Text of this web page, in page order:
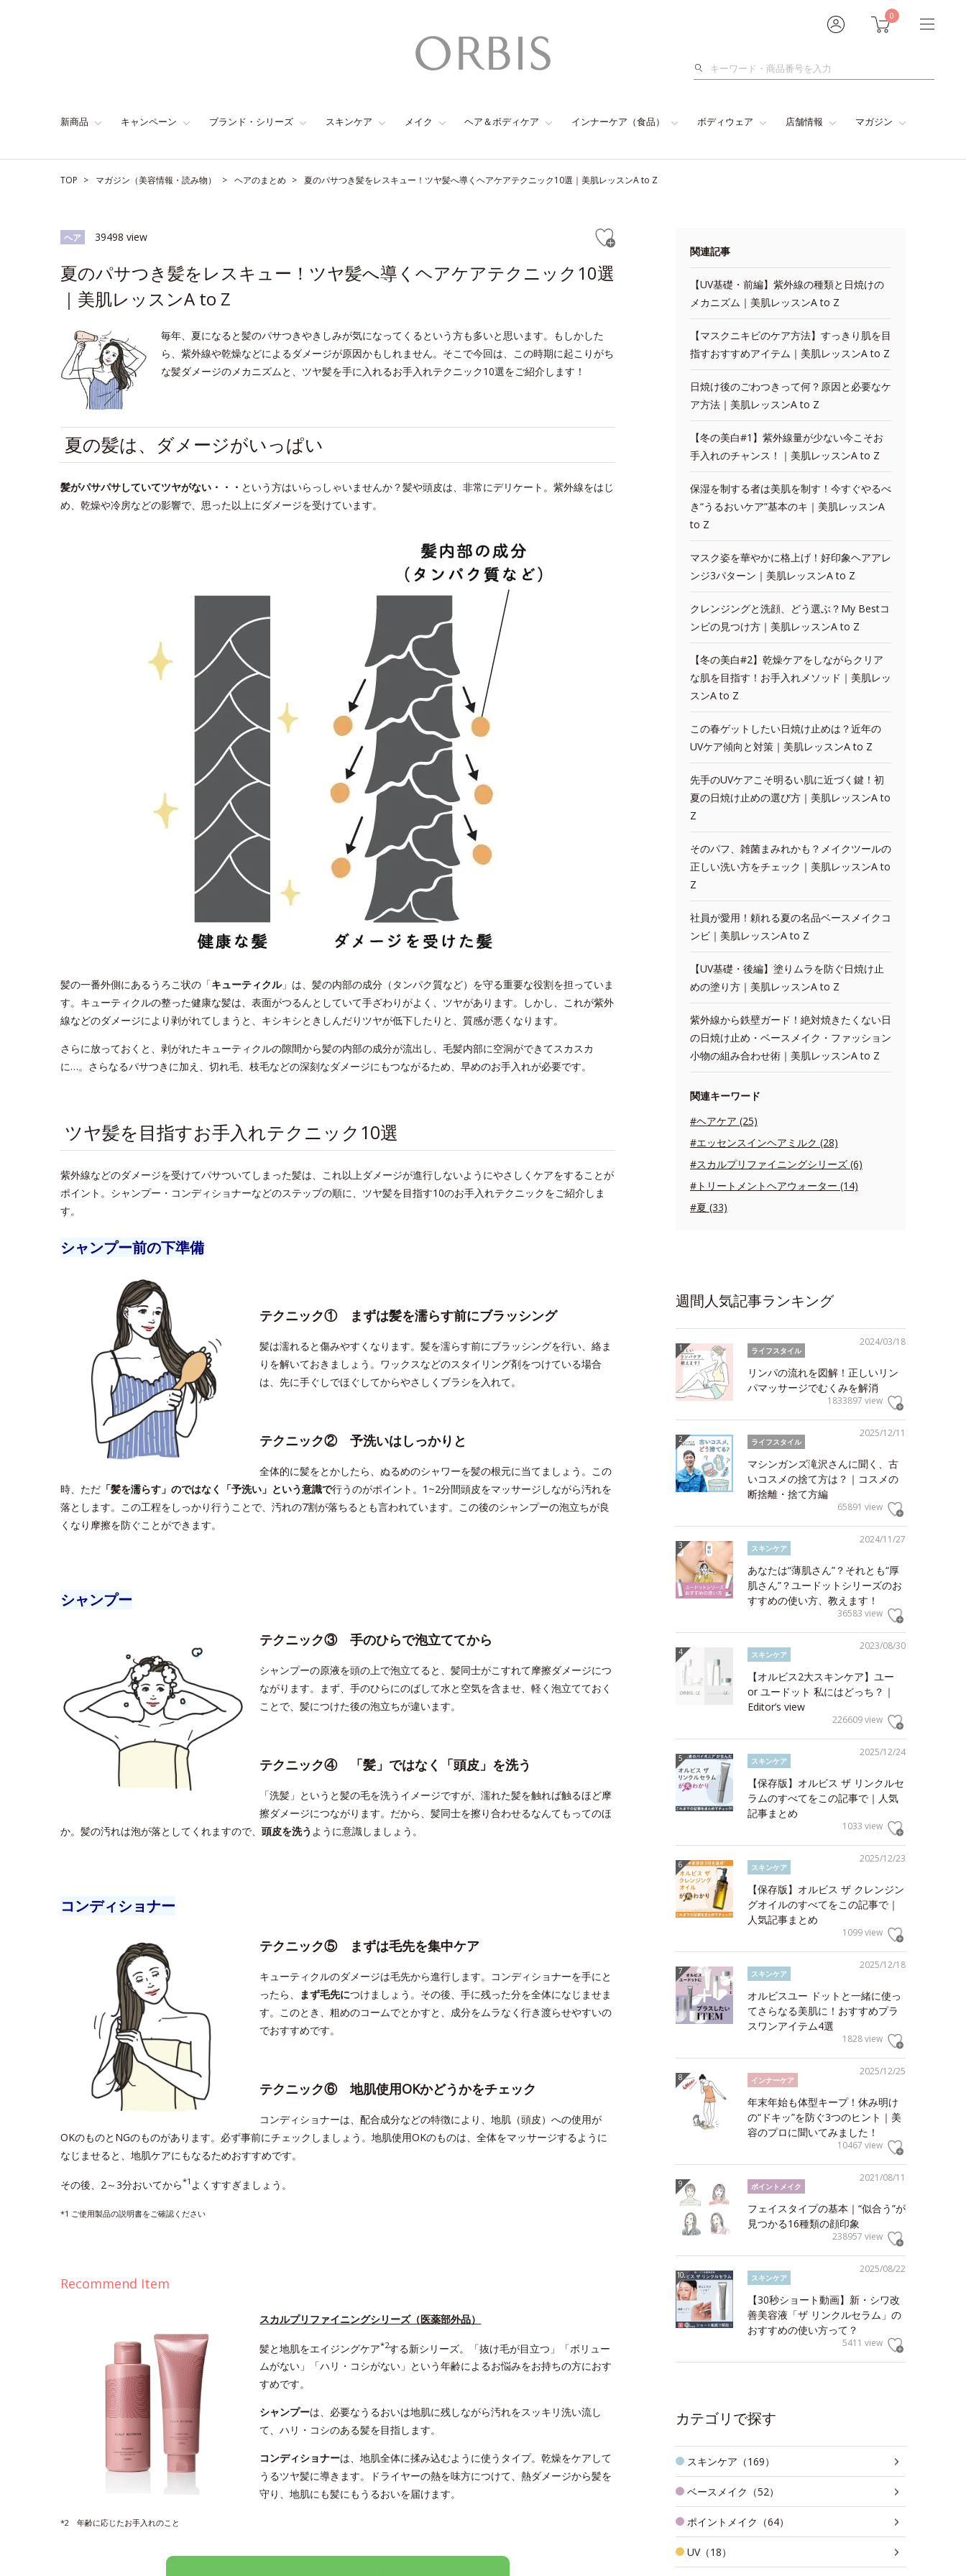
0
検
新商品 キャンペーン ブランド・シリーズ スキンケア メイク ヘア＆ボディケア インナーケア（食品） ボディウェア 店舗情報 マガジン
TOP マガジン（美容情報・読み物） ヘアのまとめ 夏のパサつき髪をレスキュー！ツヤ髪へ導くヘアケアテクニック10選｜美肌レッスンA to Z
ヘア 39498 view
夏のパサつき髪をレスキュー！ツヤ髪へ導くヘアケアテクニック10選
｜美肌レッスンA to Z
毎年、夏になると髪のパサつきやきしみが気になってくるという方も多いと思います。もしかした
ら、紫外線や乾燥などによるダメージが原因かもしれません。そこで今回は、この時期に起こりがち
な髪ダメージのメカニズムと、ツヤ髪を手に入れるお手入れテクニック10選をご紹介します！
夏の髪は、ダメージがいっぱい
髪がパサパサしていてツヤがない・・ ・ という方はいらっしゃいませんか？髪や頭皮は、非常にデリケート。紫外線をはじ
め、乾燥や冷房などの影響で、思った以上にダメージを受けています。
髪の一番外側にあるうろこ状の「キューティクル」は、髪の内部の成分（タンパク質など）を守る重要な役割を担っていま
す。キューティクルの整った健康な髪は、表面がつるんとしていて手ざわりがよく、ツヤがあります。しかし、これが紫外
線などのダメージにより剥がれてしまうと、キシキシときしんだりツヤが低下したりと、質感が悪くなります。
さらに放っておくと、剥がれたキューティクルの隙間から髪の内部の成分が流出し、毛髪内部に空洞ができてスカスカ
に…。さらなるパサつきに加え、切れ毛、枝毛などの深刻なダメージにもつながるため、早めのお手入れが必要です。
ツヤ髪を目指すお手入れテクニック10選
紫外線などのダメージを受けてパサついてしまった髪は、これ以上ダメージが進行しないようにやさしくケアをすることが
ポイント。シャンプー・コンディショナーなどのステップの順に、ツヤ髪を目指す10のお手入れテクニックをご紹介しま
す。
シャンプー前の下準備
テクニック① まずは髪を濡らす前にブラッシング
髪は濡れると傷みやすくなります。髪を濡らす前にブラッシングを行い、絡ま
りを解いておきましょう。ワックスなどのスタイリング剤をつけている場合
は、先に手ぐしでほぐしてからやさしくブラシを入れて。
テクニック② 予洗いはしっかりと
全体的に髪をとかしたら、ぬるめのシャワーを髪の根元に当てましょう。この
時、ただ 「髪を濡らす」のではなく「予洗い」という意識で行うのがポイント。1~2分間頭皮をマッサージしながら汚れを
落とします。この工程をしっかり行うことで、汚れの7割が落ちるとも言われています。この後のシャンプーの泡立ちが良
くなり摩擦を防ぐことができます。
シャンプー
テクニック③ 手のひらで泡立ててから
シャンプーの原液を頭の上で泡立てると、髪同士がこすれて摩擦ダメージにつ
ながります。まず、手のひらにのばして水と空気を含ませ、軽く泡立てておく
ことで、髪につけた後の泡立ちが違います。
テクニック④ 「髪」ではなく「頭皮」を洗う
「洗髪」というと髪の毛を洗うイメージですが、濡れた髪を触れば触るほど摩
擦ダメージにつながります。だから、髪同士を擦り合わせるなんてもってのほ
か。髪の汚れは泡が落としてくれますので、 頭皮を洗う ように意識しましょう。
コンディショナー
テクニック⑤ まずは毛先を集中ケア
キューティクルのダメージは毛先から進行します。コンディショナーを手にと
ったら、 まず毛先につけましょう。その後、手に残った分を全体になじませま
す。このとき、粗めのコームでとかすと、成分をムラなく行き渡らせやすいの
でおすすめです。
テクニック⑥ 地肌使用OKかどうかをチェック
コンディショナーは、配合成分などの特徴により、地肌（頭皮）への使用が
OKのものとNGのものがあります。必ず事前にチェックしましょう。地肌使用OKのものは、全体をマッサージするように
なじませると、地肌ケアにもなるためおすすめです。
その後、2～3分おいてから*1 よくすすぎましょう。
*1 ご使用製品の説明書をご確認ください
Recommend Item
スカルプリファイニングシリーズ（医薬部外品）
髪と地肌をエイジングケア*2する新シリーズ。「抜け毛が目立つ」「ボリュー
ムがない」「ハリ・コシがない」という年齢によるお悩みをお持ちの方におす
すめです。
シャンプーは、必要なうるおいは地肌に残しながら汚れをスッキリ洗い流し
て、ハリ・コシのある髪を目指します。
コンディショナーは、地肌全体に揉み込むように使うタイプ。乾燥をケアして
うるツヤ髪に導きます。ドライヤーの熱を味方につけて、熱ダメージから髪を
守り、地肌にも髪にもうるおいを届けます。
*2 年齢に応じたお手入れのこと
関連記事
【UV基礎・前編】紫外線の種類と日焼けの
メカニズム｜美肌レッスンA to Z
【マスクニキビのケア方法】すっきり肌を目
指すおすすめアイテム｜美肌レッスンA to Z
日焼け後のごわつきって何？原因と必要なケ
ア方法｜美肌レッスンA to Z
【冬の美白#1】紫外線量が少ない今こそお
手入れのチャンス！｜美肌レッスンA to Z
保湿を制する者は美肌を制す！今すぐやるべ
き“うるおいケア”基本のキ｜美肌レッスンA
to Z
マスク姿を華やかに格上げ！好印象ヘアアレ
ンジ3パターン｜美肌レッスンA to Z
クレンジングと洗顔、どう選ぶ？My Bestコ
ンビの見つけ方｜美肌レッスンA to Z
【冬の美白#2】乾燥ケアをしながらクリア
な肌を目指す！お手入れメソッド｜美肌レッ
スンA to Z
この春ゲットしたい日焼け止めは？近年の
UVケア傾向と対策｜美肌レッスンA to Z
先手のUVケアこそ明るい肌に近づく鍵！初
夏の日焼け止めの選び方｜美肌レッスンA to
Z
そのパフ、雑菌まみれかも？メイクツールの
正しい洗い方をチェック｜美肌レッスンA to
Z
社員が愛用！頼れる夏の名品ベースメイクコ
ンビ｜美肌レッスンA to Z
【UV基礎・後編】塗りムラを防ぐ日焼け止
めの塗り方｜美肌レッスンA to Z
紫外線から鉄壁ガード！絶対焼きたくない日
の日焼け止め・ベースメイク・ファッション
小物の組み合わせ術｜美肌レッスンA to Z
関連キーワード
#ヘアケア (25)
#エッセンスインヘアミルク (28)
#スカルプリファイニングシリーズ (6)
#トリートメントヘアウォーター (14)
#夏 (33)
週間人気記事ランキング
2024/03/18
ライフスタイル
リンパの流れを図解！正しいリン
パマッサージでむくみを解消
1833897 view
2025/12/11
ライフスタイル
マシンガンズ滝沢さんに聞く、古
いコスメの捨て方は？｜コスメの
断捨離・捨て方編
65891 view
2024/11/27
スキンケア
あなたは“薄肌さん”？それとも“厚
肌さん”？ユードットシリーズのお
すすめの使い方、教えます！
36583 view
2023/08/30
スキンケア
【オルビス2大スキンケア】ユー
or ユードット 私にはどっち？｜
Editor’s view
226609 view
2025/12/24
スキンケア
【保存版】オルビス ザ リンクルセ
ラムのすべてをこの記事で｜人気
記事まとめ
1033 view
2025/12/23
スキンケア
【保存版】オルビス ザ クレンジン
グオイルのすべてをこの記事で｜
人気記事まとめ
1099 view
2025/12/18
スキンケア
オルビスユー ドットと一緒に使っ
てさらなる美肌に！おすすめプラ
スワンアイテム4選
1828 view
2025/12/25
インナーケア
年末年始も体型キープ！休み明け
の“ドキッ”を防ぐ3つのヒント｜美
容のプロに聞いてみました！
10467 view
2021/08/11
ポイントメイク
フェイスタイプの基本｜“似合う”が
見つかる16種類の顔印象
238957 view
2025/08/22
スキンケア
【30秒ショート動画】新・シワ改
善美容液「ザ リンクルセラム」の
おすすめの使い方って？
5411 view
カテゴリで探す
スキンケア（169）
ベースメイク（52）
ポイントメイク（64）
UV（18）